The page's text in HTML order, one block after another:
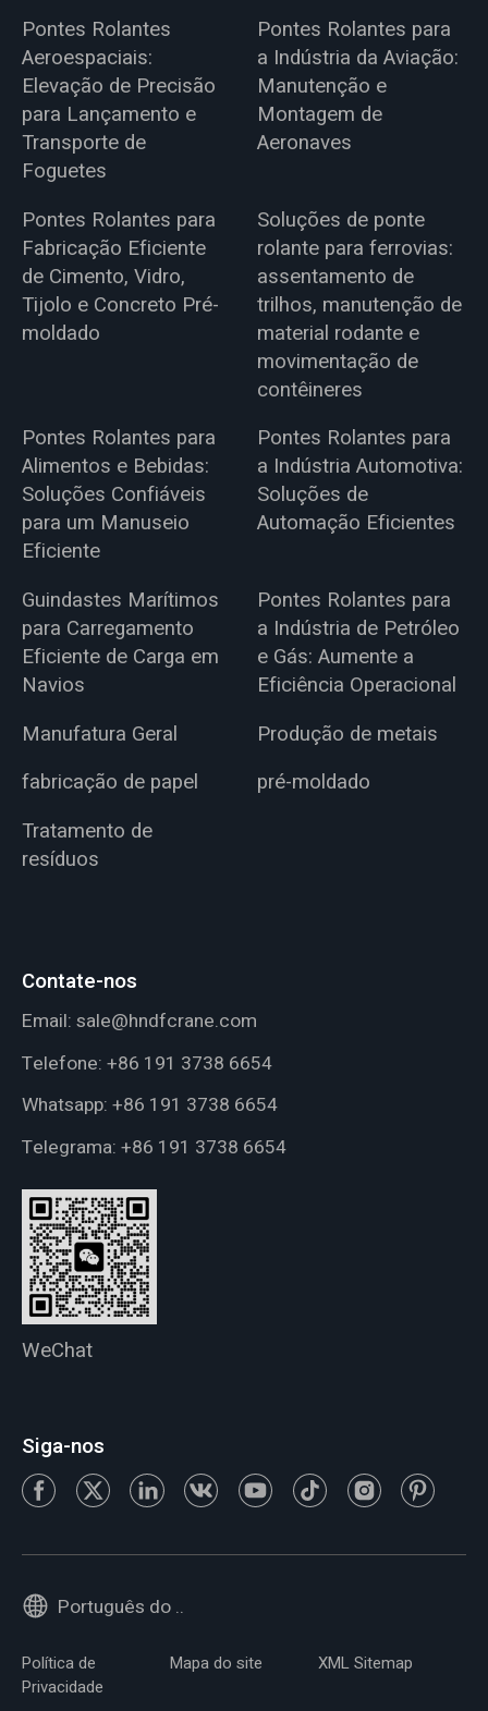
Pontes Rolantes
Aeroespaciais:
Elevação de Precisão
para Lançamento e
Transporte de
Foguetes
Pontes Rolantes para
a Indústria da Aviação:
Manutenção e
Montagem de
Aeronaves
Pontes Rolantes para
Fabricação Eficiente
de Cimento, Vidro,
Tijolo e Concreto Pré-
moldado
Soluções de ponte
rolante para ferrovias:
assentamento de
trilhos, manutenção de
material rodante e
movimentação de
contêineres
Pontes Rolantes para
Alimentos e Bebidas:
Soluções Confiáveis
para um Manuseio
Eficiente
Pontes Rolantes para
a Indústria Automotiva:
Soluções de
Automação Eficientes
Guindastes Marítimos
para Carregamento
Eficiente de Carga em
Navios
Pontes Rolantes para
a Indústria de Petróleo
e Gás: Aumente a
Eficiência Operacional
Manufatura Geral
Produção de metais
fabricação de papel
pré-moldado
Tratamento de
resíduos
Contate-nos
Email: sale@hndfcrane.com
Telefone: +86 191 3738 6654
Whatsapp: +86 191 3738 6654
Telegrama: +86 191 3738 6654
WeChat
Siga-nos
Português do Brasil
Política de
Privacidade
Mapa do site XML Sitemap